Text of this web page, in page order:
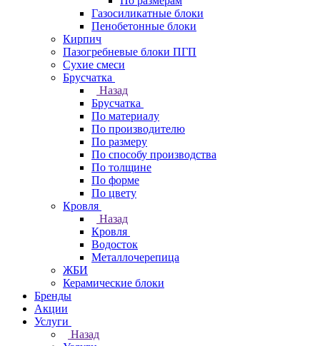
Газосиликатные блоки
Пенобетонные блоки
Кирпич
Пазогребневые блоки ПГП
Сухие смеси
Брусчатка
Назад
Брусчатка
По материалу
По производителю
По размеру
По способу производства
По толщине
По форме
По цвету
Кровля
Назад
Кровля
Водосток
Металлочерепица
ЖБИ
Керамические блоки
Бренды
Акции
Услуги
Назад